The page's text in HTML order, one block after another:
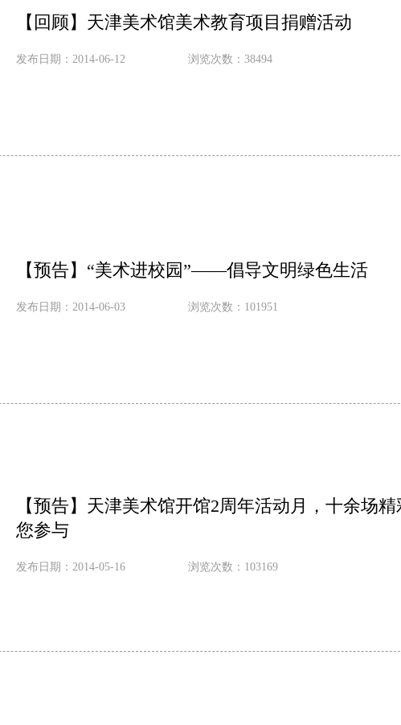
【回顾】天津美术馆美术教育项目捐赠活动
发布日期：2014-06-12 浏览次数：38494
【预告】“美术进校园”——倡导文明绿色生活
发布日期：2014-06-03 浏览次数：101951
【预告】天津美术馆开馆2周年活动月，十余场
您参与
发布日期：2014-05-16 浏览次数：103169